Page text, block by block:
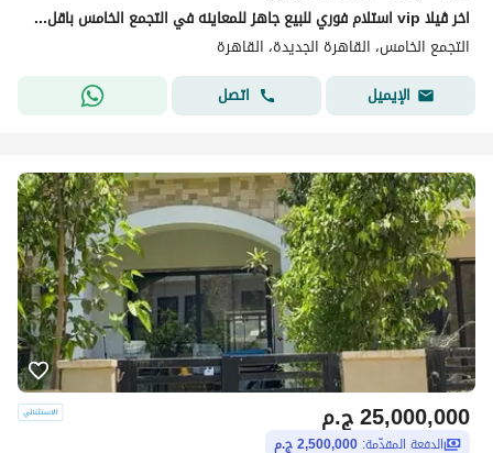
اخر ڤيلا vip استلام فوري للبيع جاهز للمعاينه في التجمع الخامس باقل سعر
التجمع الخامس، القاهرة الجديدة، القاهرة
الإيميل
اتصل
ج.م25,000,000
الدفعة المقدّمة: 2,500,000 ج.م